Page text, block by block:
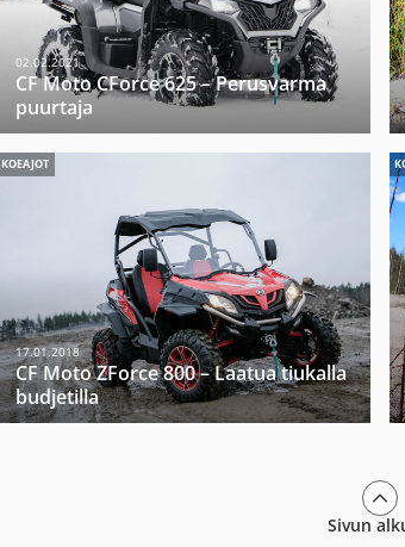
02.02.2021
CF Moto CForce 625 – Perusvarma
puurtaja
KOEAJOT
17.01.2018
CF Moto ZForce 800 – Laatua tiukalla
budjetilla
Sivun